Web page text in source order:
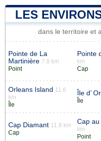
LES
dans le territoire et
Pointe de La
Martinière 7.8 km
Point
Pointe
km
Cap
Orleans Island 11.6
km
Île
Île d’
Île
Cap Diamant 11.8 km
Cap
Cap au
km
Point